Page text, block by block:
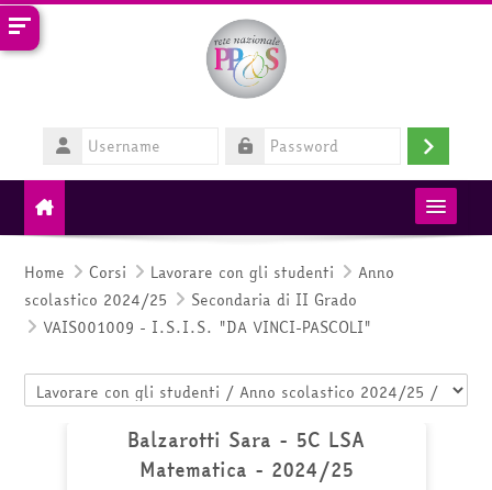
Vai al contenuto principale
Username
Password
Login
MIM
RETE PP&S
HelpDesk
Italiano ‎(it)‎
Home Corsi Lavorare con gli studenti
Anno
scolastico 2024/25
Secondaria di II Grado
VAIS001009 - I.S.I.S. "DA VINCI-PASCOLI"
Categorie di corso
Balzarotti Sara - 5C LSA
Matematica - 2024/25